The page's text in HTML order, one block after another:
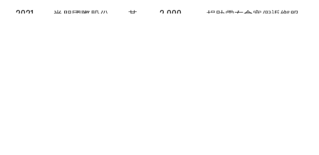
2021-
尚朋國際股份
其
2,000
捐助雲友會寒假返鄉服